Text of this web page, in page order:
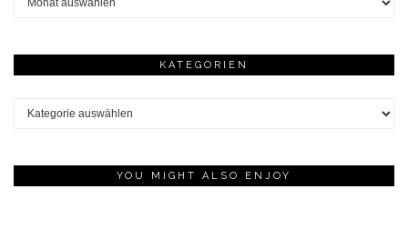
KATEGORIEN
YOU MIGHT ALSO ENJOY